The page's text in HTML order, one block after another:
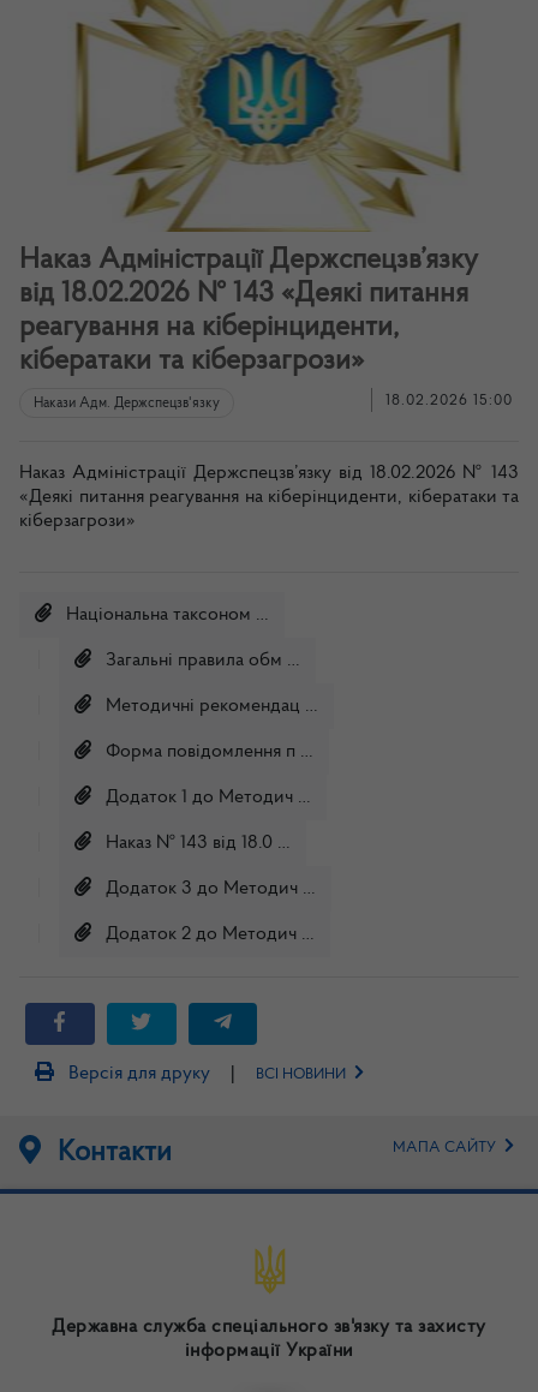
Наказ Адміністрації Держспецзв’язку
від 18.02.2026 № 143 «Деякі питання
реагування на кіберінциденти,
кібератаки та кіберзагрози»
Накази Адм. Держспецзв'язку 18.02.2026 15:00
Наказ Адміністрації Держспецзв’язку від 18.02.2026 № 143
«Деякі питання реагування на кіберінциденти, кібератаки та
кіберзагрози»
Національна таксоном …
Загальні правила обм …
Методичні рекомендац …
Форма повідомлення п …
Додаток 1 до Методич …
Наказ № 143 від 18.0 …
Додаток 3 до Методич …
Додаток 2 до Методич …
Версія для друку ВСІ НОВИНИ
Контакти МАПА САЙТУ
Державна служба спеціального зв'язку та захисту
інформації України